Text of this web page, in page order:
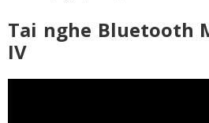
Tai nghe Bluetooth
IV